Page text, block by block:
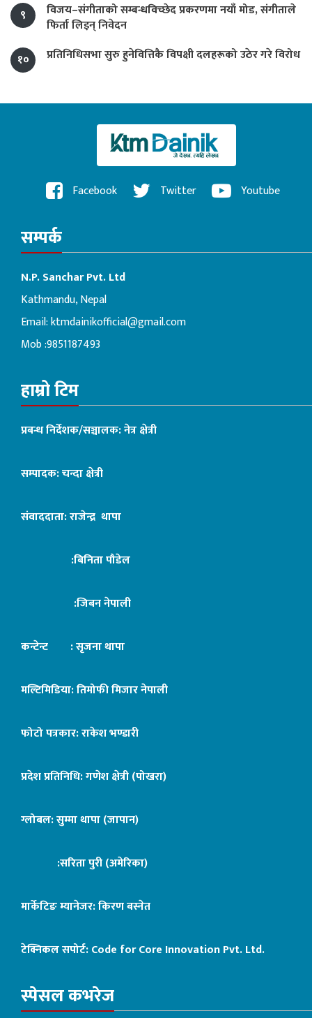
९
विजय–संगीताको सम्बन्धविच्छेद प्रकरणमा नयाँ मोड, संगीता‍ले
फिर्ता लिइन् निवेदन
१०
प्रतिनिधिसभा सुरु हुनेवित्तिकै विपक्षी दलहरूको उठेर गरे विरोध
Facebook Twitter Youtube
सम्पर्क
N.P. Sanchar Pvt. Ltd
Kathmandu, Nepal
Email:ktmdainikofficial@gmail.com
Mob :9851187493
हाम्रो टिम
प्रबन्ध निर्देशक/सञ्चालक: नेत्र क्षेत्री
सम्पादक: चन्दा क्षेत्री
संवाददाता: राजेन्द्र थापा
:बिनिता पौडेल
:जिबन नेपाली
कन्टेन्ट : सृजना थापा
मल्टिमिडिया: तिमोफी मिजार नेपाली
फोटो पत्रकार: राकेश भण्डारी
प्रदेश प्रतिनिधि: गणेश क्षेत्री (पोखरा)
ग्लोबल: सुम्मा थापा (जापान)
:सरिता पुरी (अमेरिका)
मार्केटिङ म्यानेजर: किरण बस्नेत
टेक्निकल सपोर्ट:Code for Core Innovation Pvt. Ltd.
स्पेसल कभरेज